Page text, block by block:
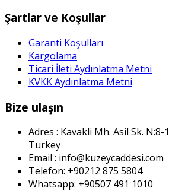
Şartlar ve Koşullar
Garanti Koşulları
Kargolama
Ticari İleti Aydınlatma Metni
KVKK Aydınlatma Metni
Bize ulaşın
Adres : Kavakli Mh. Asil Sk. N:8-1
Turkey
Email : info@kuzeycaddesi.com
Telefon: +90212 875 5804
Whatsapp: +90507 491 1010